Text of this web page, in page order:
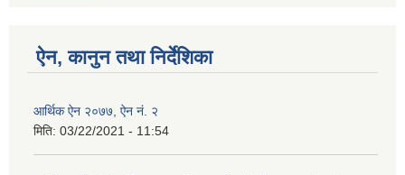
ऐन, कानुन तथा निर्देशिका
आर्थिक ऐन २०७७, ऐन नं. २
मिति: 03/22/2021 - 11:54